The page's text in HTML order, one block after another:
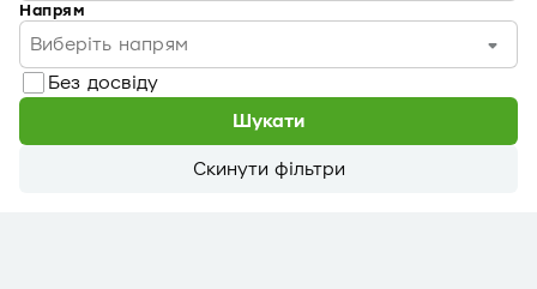
Напрям
Виберіть напрям
Без досвіду
Шукати
Скинути фільтри